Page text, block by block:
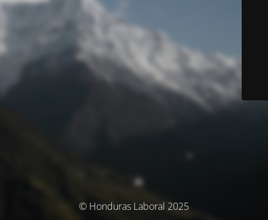
© Honduras Laboral 2025